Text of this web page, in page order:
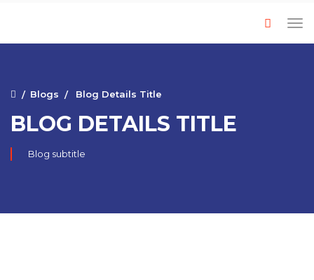
Blogs Blog Details Title
BLOG DETAILS TITLE
Blog subtitle